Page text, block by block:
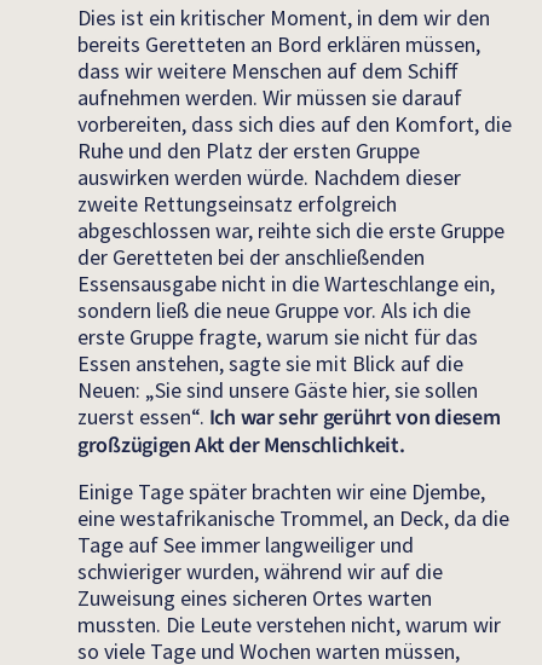
Dies ist ein kritischer Moment, in dem wir den
bereits Geretteten an Bord erklären müssen,
dass wir weitere Menschen auf dem Schiff
aufnehmen werden. Wir müssen sie darauf
vorbereiten, dass sich dies auf den Komfort, die
Ruhe und den Platz der ersten Gruppe
auswirken werden würde. Nachdem dieser
zweite Rettungseinsatz erfolgreich
abgeschlossen war, reihte sich die erste Gruppe
der Geretteten bei der anschließenden
Essensausgabe nicht in die Warteschlange ein,
sondern ließ die neue Gruppe vor. Als ich die
erste Gruppe fragte, warum sie nicht für das
Essen anstehen, sagte sie mit Blick auf die
Neuen: „Sie sind unsere Gäste hier, sie sollen
zuerst essen“. Ich war sehr gerührt von diesem
großzügigen Akt der Menschlichkeit.
Einige Tage später brachten wir eine Djembe,
eine westafrikanische Trommel, an Deck, da die
Tage auf See immer langweiliger und
schwieriger wurden, während wir auf die
Zuweisung eines sicheren Ortes warten
mussten. Die Leute verstehen nicht, warum wir
so viele Tage und Wochen warten müssen,